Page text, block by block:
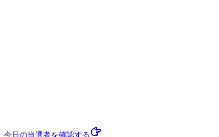
今日の当選者を確認する